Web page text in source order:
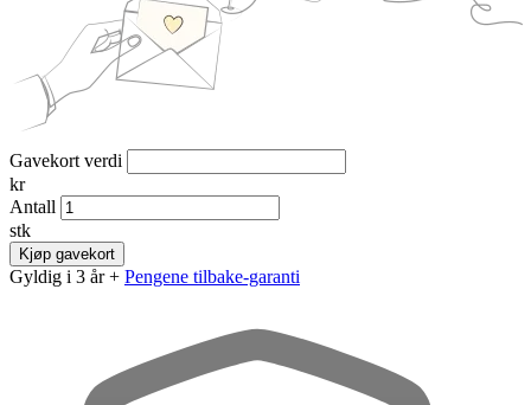
Gavekort verdi
kr
Antall
stk
Kjøp gavekort
Gyldig i 3 år + Pengene tilbake-garanti